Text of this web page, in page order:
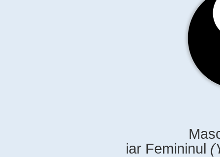
iar Femininul